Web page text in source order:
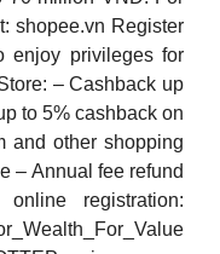
shopee.vn Register
enjoy privileges for
– Cashback up
to 5% cashback on
and other shopping
– Annual fee refund
registration: